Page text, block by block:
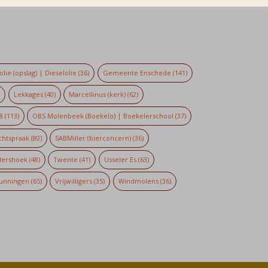
(opslag) | Dieselolie (36) Gemeente Enschede (141)
Lekkages(40) Marcellinus (kerk) (62)
(113) OBS Molenbeek (Boekelo) | Boekelerschool (37)
(80) SABMiller (bierconcern) (36)
(48) Twente (41) Usseler Es(63)
(65) Vrijwilligers (35) Windmolens(36)